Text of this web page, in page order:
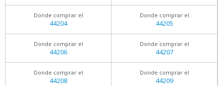
Donde comprar el
44204
Donde comprar el
44205
Donde comprar el
44206
Donde comprar el
44207
Donde comprar el
44208
Donde comprar el
44209